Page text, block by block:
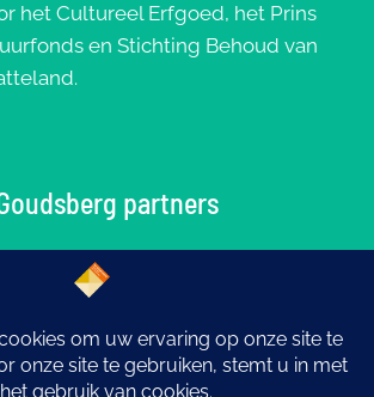
het Cultureel Erfgoed, het Prins
en Stichting Behoud van
partners